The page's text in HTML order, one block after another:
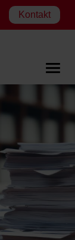
Kontakt